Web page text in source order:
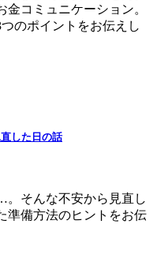
コミュニケーション。
のポイントをお伝えし
した日の話
そんな不安から見直し
準備方法のヒントをお伝